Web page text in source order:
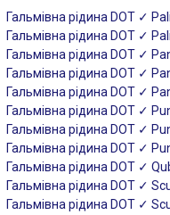
Гальмівна рідина DOT ✓
Гальмівна рідина DOT ✓
Гальмівна рідина DOT ✓
Гальмівна рідина DOT ✓
Гальмівна рідина DOT ✓
Гальмівна рідина DOT ✓
Гальмівна рідина DOT ✓
Гальмівна рідина DOT ✓
Гальмівна рідина DOT ✓
Гальмівна рідина DOT ✓
Гальмівна рідина DOT ✓